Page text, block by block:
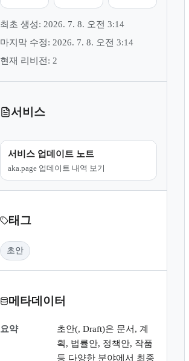
최초 생성: 2026. 7. 8. 오전 3:14
마지막 수정: 2026. 7. 8. 오전 3:14
현재 리비전: 2
서비스
서비스 업데이트 노트
aka.page 업데이트 내역 보기
태그
초안
메타데이터
요약
초안(, Draft)은 문서, 계
획, 법률안, 정책안, 작품
등 다양한 분야에서 최종